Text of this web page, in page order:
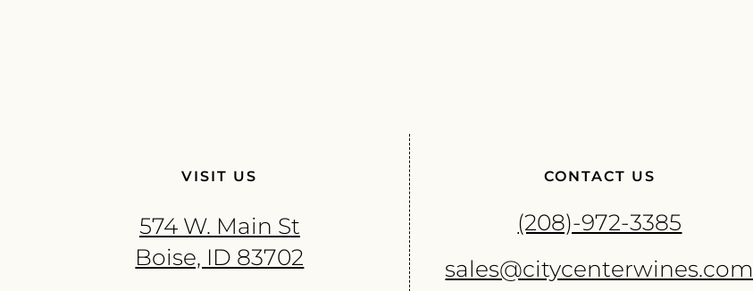
VISIT US
574 W. Main St
Boise, ID 83702
CONTACT US
(208)-972-3385
sales@citycenterwines.com